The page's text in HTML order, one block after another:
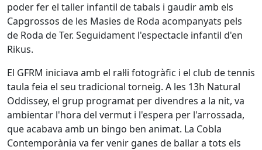
poder fer el taller infantil de tabals i gaudir amb els
Capgrossos de les Masies de Roda acompanyats pels
de Roda de Ter. Seguidament l'espectacle infantil d'en
Rikus.
El GFRM iniciava amb el ral·li fotogràfic i el club de tennis
taula feia el seu tradicional torneig. A les 13h Natural
Oddissey, el grup programat per divendres a la nit, va
ambientar l'hora del vermut i l'espera per l'arrossada,
que acabava amb un bingo ben animat. La Cobla
Contemporània va fer venir ganes de ballar a tots els